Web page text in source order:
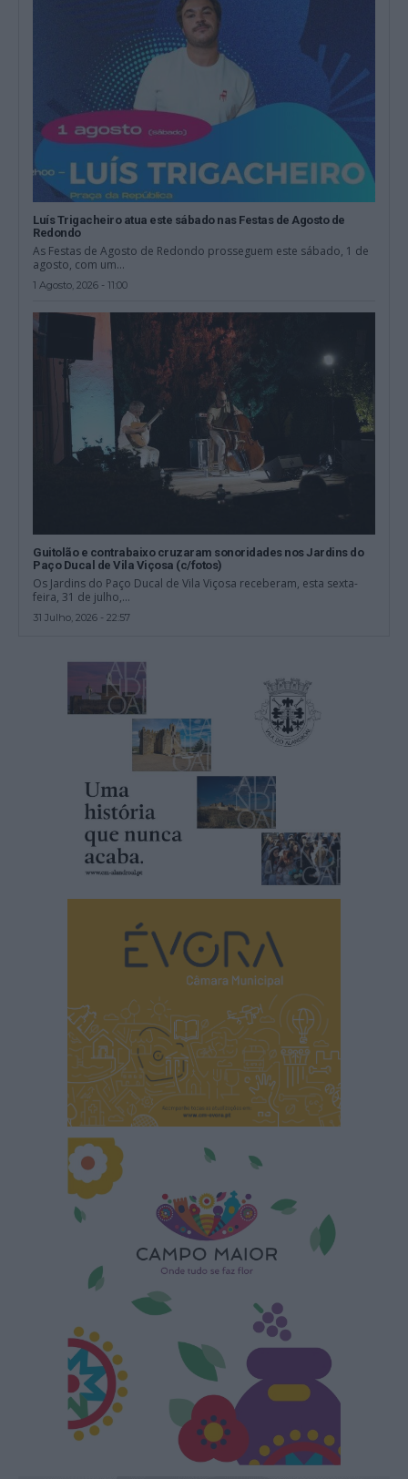
Luís Trigacheiro atua este sábado nas Festas de Agosto de
Redondo
As Festas de Agosto de Redondo prosseguem este sábado, 1 de
agosto, com um...
1 Agosto, 2026 - 11:00
Guitolão e contrabaixo cruzaram sonoridades nos Jardins do
Paço Ducal de Vila Viçosa (c/fotos)
Os Jardins do Paço Ducal de Vila Viçosa receberam, esta sexta-
feira, 31 de julho,...
31 Julho, 2026 - 22:57